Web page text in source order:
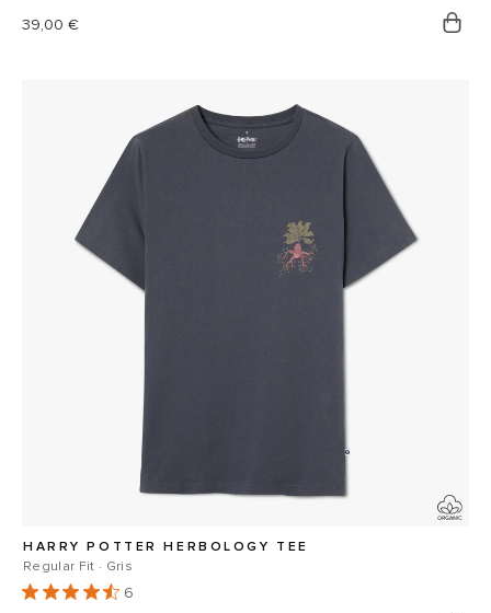
Prix
39,00 €
HARRY POTTER HERBOLOGY TEE
Regular Fit · Gris
6